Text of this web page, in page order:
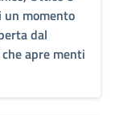
momento
dal
apre menti